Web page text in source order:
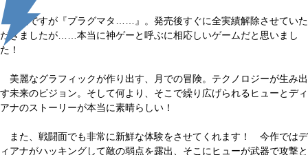
早速ですが『プラグマタ……』。発売後すぐに全実績解除させていた
だきましたが……本当に神ゲーと呼ぶに相応しいゲームだと思いまし
た！
美麗なグラフィックが作り出す、月での冒険。テクノロジーが生み出
す未来のビジョン。そして何より、そこで繰り広げられるヒューとディ
アナのストーリーが本当に素晴らしい！
また、戦闘面でも非常に新鮮な体験をさせてくれます！ 今作ではデ
ィアナがハッキングして敵の弱点を露出、そこにヒューが武器で攻撃と